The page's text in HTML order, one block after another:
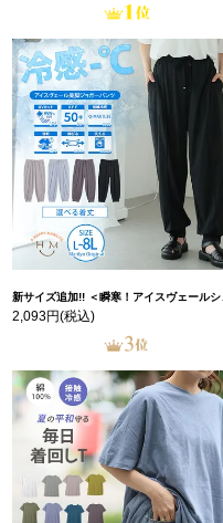
新サイズ追加!! ＜瞬寒！アイスヴェールシリーズ＞ 美脚 ジョガーパンツ 【ウェストゴム】 【ストレッチ】 | 大きいサイズの通販ならハッピーマリリン
2,093円(税込)